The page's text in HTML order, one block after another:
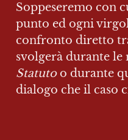
Soppeseremo con
punto ed ogni
confronto diretto
svolgerà durante
Statuto o durante
dialogo che il caso